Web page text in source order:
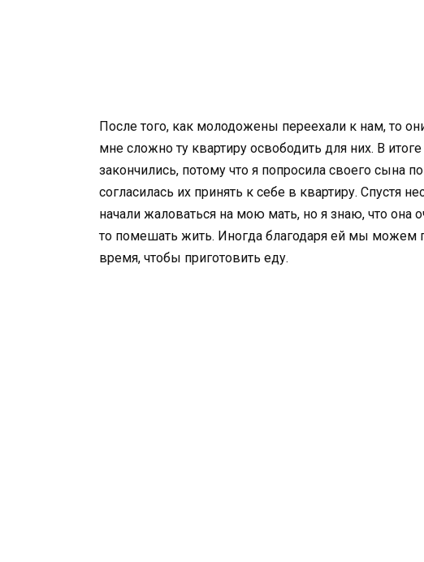
После того, как молодожены переехали к нам, то
мне сложно ту квартиру освободить для них. В
закончились, потому что я попросила своего сына
согласилась их принять к себе в квартиру.
начали жаловаться на мою мать, но я знаю, что она
то помешать жить. Иногда благодаря ей мы можем
время, чтобы приготовить еду.